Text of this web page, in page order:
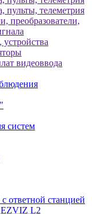
пульты, телеметрия
преобразователи,
устройства
видеоввода
систем
ответной станцией
EZVIZ L2